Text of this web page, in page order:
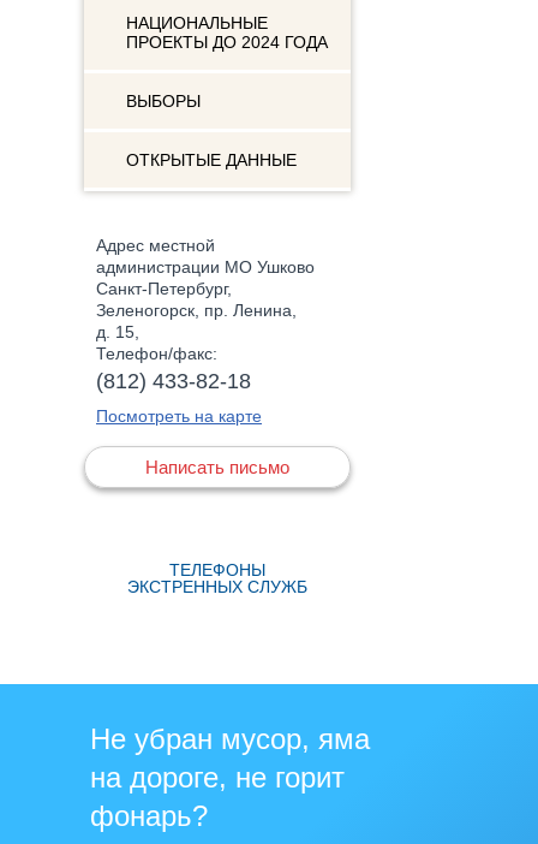
НАЦИОНАЛЬНЫЕ
ПРОЕКТЫ ДО 2024 ГОДА
ВЫБОРЫ
ОТКРЫТЫЕ ДАННЫЕ
Адрес местной
администрации МО Ушково
Санкт-Петербург,
Зеленогорск, пр. Ленина,
д. 15,
Телефон/факс:
(812) 433-82-18
Посмотреть на карте
Написать письмо
ТЕЛЕФОНЫ
ЭКСТРЕННЫХ СЛУЖБ
Не убран мусор, яма
на дороге, не горит
фонарь?